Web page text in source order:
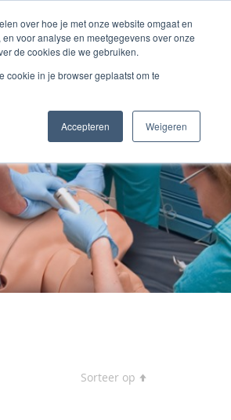
over hoe je met onze website omgaat en
voor analyse en meetgegevens over onze
de cookies die we gebruiken.
cookie in je browser geplaatst om te
Accepteren Weigeren
Sorteer op